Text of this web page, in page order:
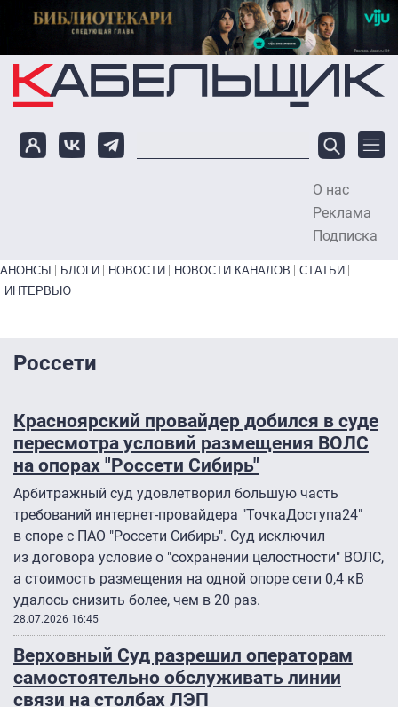
Перейти к основному содержанию
О нас
Реклама
Подписка
Primary links bottom
АНОНСЫ БЛОГИ НОВОСТИ НОВОСТИ КАНАЛОВ
СТАТЬИ
ИНТЕРВЬЮ
Россети
Красноярский провайдер добился в суде
пересмотра условий размещения ВОЛС
на опорах "Россети Сибирь"
Арбитражный суд удовлетворил большую часть
требований интернет-провайдера "ТочкаДоступа24″
в споре с ПАО "Россети Сибирь". Суд исключил
из договора условие о "сохранении целостности" ВОЛС,
а стоимость размещения на одной опоре сети 0,4 кВ
удалось снизить более, чем в 20 раз.
28.07.2026 16:45
Верховный Суд разрешил операторам
самостоятельно обслуживать линии
связи на столбах ЛЭП